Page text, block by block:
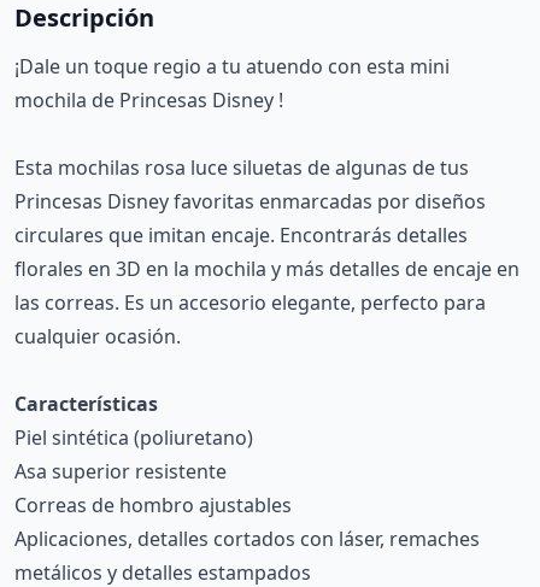
Descripción
¡Dale un toque regio a tu atuendo con esta mini
mochila de Princesas Disney !
Esta mochilas rosa luce siluetas de algunas de tus
Princesas Disney favoritas enmarcadas por diseños
circulares que imitan encaje. Encontrarás detalles
florales en 3D en la mochila y más detalles de encaje en
las correas. Es un accesorio elegante, perfecto para
cualquier ocasión.
Características
Piel sintética (poliuretano)
Asa superior resistente
Correas de hombro ajustables
Aplicaciones, detalles cortados con láser, remaches
metálicos y detalles estampados